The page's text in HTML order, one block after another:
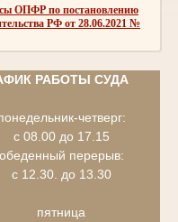
ОПФР по постановлению
РФ от 28.06.2021 №
РАБОТЫ СУДА
четверг:
с 08.00 до 17.15
обеденный перерыв:
с 12.30. до 13.30
пятница